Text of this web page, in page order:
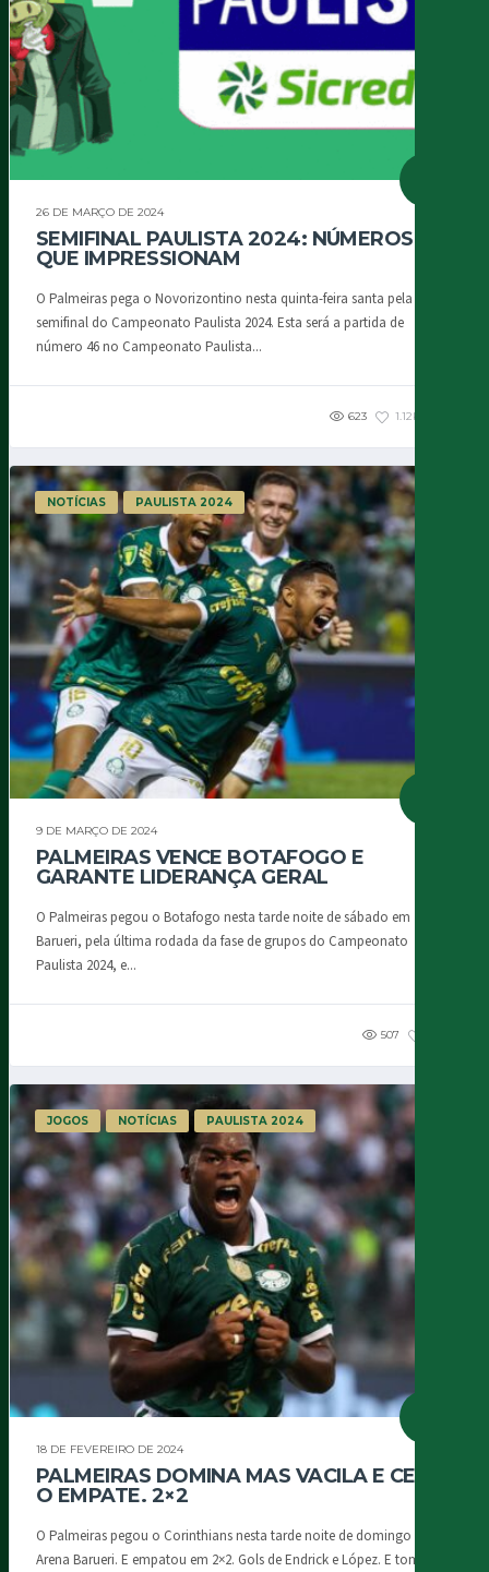
26 DE MARÇO DE 2024
SEMIFINAL PAULISTA 2024: NÚMEROS
QUE IMPRESSIONAM
O Palmeiras pega o Novorizontino nesta quinta-feira santa pela
semifinal do Campeonato Paulista 2024. Esta será a partida de
número 46 no Campeonato Paulista...
623 1.12K
NOTÍCIAS PAULISTA 2024
9 DE MARÇO DE 2024
PALMEIRAS VENCE BOTAFOGO E
GARANTE LIDERANÇA GERAL
O Palmeiras pegou o Botafogo nesta tarde noite de sábado em
Barueri, pela última rodada da fase de grupos do Campeonato
Paulista 2024, e...
507
JOGOS NOTÍCIAS PAULISTA 2024
18 DE FEVEREIRO DE 2024
PALMEIRAS DOMINA MAS VACILA E CEDE
O EMPATE. 2×2
O Palmeiras pegou o Corinthians nesta tarde noite de domingo na
Arena Barueri. E empatou em 2×2. Gols de Endrick e López. E tomou...